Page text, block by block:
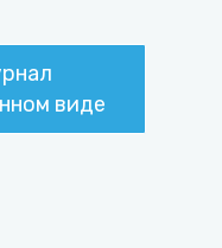
виде